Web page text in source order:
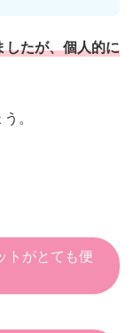
したが、個人的に
。
トがとても便